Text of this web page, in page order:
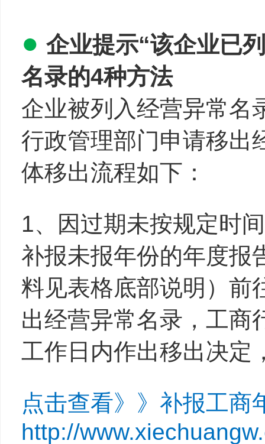
● 企业提示“该企业已
名录的4种方法
企业被列入经营异常名
行政管理部门申请移出
体移出流程如下：
1、因过期未按规定时
补报未报年份的年度报
料见表格底部说明）前
出经营异常名录，工商
工作日内作出移出决定
点击查看》》补报工商
http://